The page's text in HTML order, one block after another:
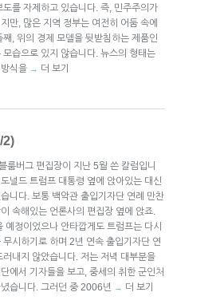
를 자제하고 있습니다. 즉, 민주주의가
만, 많은 지역 정부는 여전히 어둠 속에
째, 위의 경제 모델을 뒷받침하는 제품인
습으로 있지 않습니다. 뉴스의 형태는
식을 → 더 보기
2)
룸버그 편집장이 지난 5월 쓴 칼럼입니
널드 트럼프 대통령 옆에 앉아있는 대신
니다. 보통 백악관 출입기자단 연례 만찬
속해있는 언론사의 편집장 옆에 앉죠.
예정이었으나 안타깝게도 트럼프는 다시
무시하기로 하며 2년 연속 출입기자단 연
러내지 않았습니다. 저는 저녁 대부분을
에서 기자들을 보고, 중세의 취한 군인처
습니다. 그러던 중 2006년 → 더 보기